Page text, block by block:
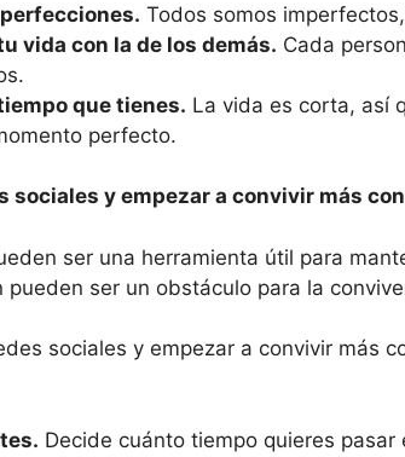
Todos somos
vida con la de los demás. Cada
que tienes. La vida es corta, así
perfecto.
sociales y empezar a convivir más
ser una herramienta útil para
ser un obstáculo para la
sociales y empezar a convivir más
Decide cuánto tiempo quieres pasar